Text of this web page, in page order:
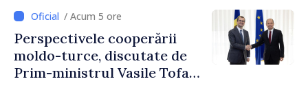
/ Acum 5 ore
Perspectivele cooperării
moldo-turce, discutate de
Prim-ministrul Vasile Tofan